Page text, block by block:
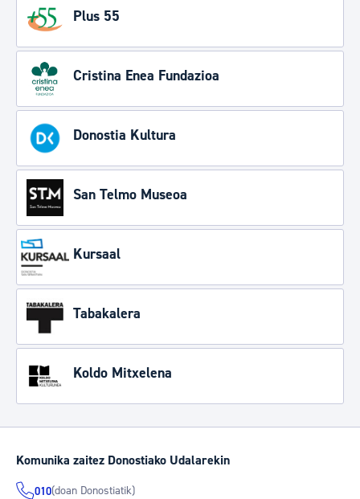
Plus 55
Cristina Enea Fundazioa
Donostia Kultura
San Telmo Museoa
Kursaal
Tabakalera
Koldo Mitxelena
Komunika zaitez Donostiako Udalarekin
010(doan Donostiatik)